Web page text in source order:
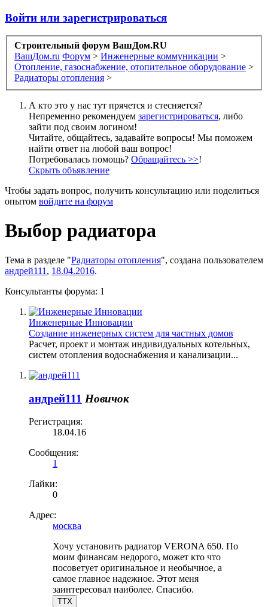
Войти или зарегистрироваться
Строительный форум ВашДом.RU
ВашДом.ru Форум > Инженерные коммуникации >
Отопление, газоснабжение, отопительное оборудование >
Радиаторы отопления >
А кто это у нас тут прячется и стесняется?
Непременно рекомендуем зарегистрироваться, либо
зайти под своим логином!
Читайте, общайтесь, задавайте вопросы! Мы поможем
найти ответ на любой ваш вопрос!
Потребовалась помощь? Обращайтесь >>!
Скрыть объявление
Чтобы задать вопрос, получить консультацию или поделиться
опытом войдите на форум
Выбор радиатора
Тема в разделе "Радиаторы отопления", создана пользователем
андрей111 , 18.04.2016.
Консультанты форума: 1
Инженерные Инновации
Создание инженерных систем для частных домов
Расчет, проект и монтаж индивидуальных котельных,
систем отопления водоснабжения и канализации...
андрей111 Новичок
Регистрация:
18.04.16
Сообщения:
1
Лайки:
0
Адрес:
москва
Хочу установить радиатор VERONA 650. По
моим финансам недорого, может кто что
посоветует оригинальное и необычное, а
самое главное надежное. Этот меня
заинтересовал наиболее. Спасибо.
ТТХ